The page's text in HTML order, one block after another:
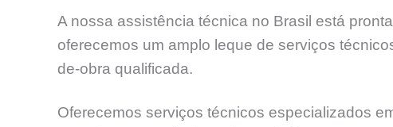
A nossa assistência técnica no Brasil está
oferecemos um amplo leque de serviços
de-obra qualificada.
Oferecemos serviços técnicos especializados